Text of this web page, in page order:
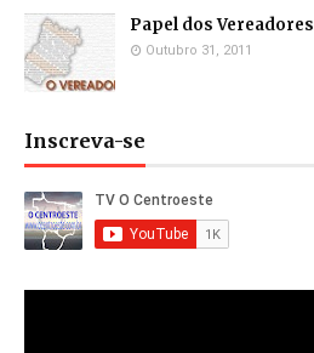
Papel dos Vereadores
Outubro 31, 2011
Inscreva-se